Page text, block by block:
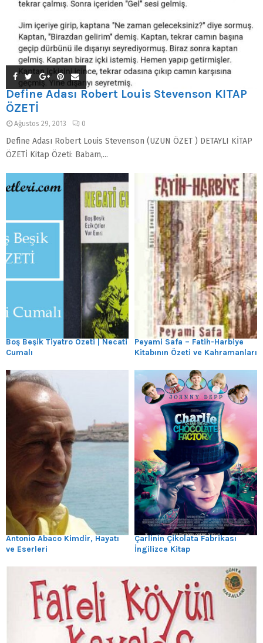
Define Adası Robert Louis Stevenson KİTAP
ÖZETİ
Ağustos 29, 2013 0
Define Adası Robert Louis Stevenson (UZUN ÖZET ) DETAYLI KİTAP
ÖZETİ Kitap Özeti: Babam,...
Boş Beşik Tiyatro Özeti | Necati
Cumalı
Peyami Safa – Fatih-Harbiye
Kitabının Özeti ve Kahramanları
Antonio Abaco Kimdir, Hayatı
ve Eserleri
Çarlinin Çikolata Fabrikası
İngilizce Kitap